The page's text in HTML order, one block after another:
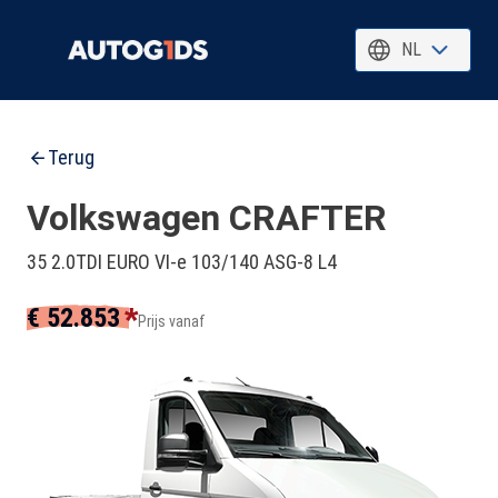
NL
Terug
Volkswagen CRAFTER
35 2.0TDI EURO VI-e 103/140 ASG-8 L4
€ 52.853*Prijs vanaf